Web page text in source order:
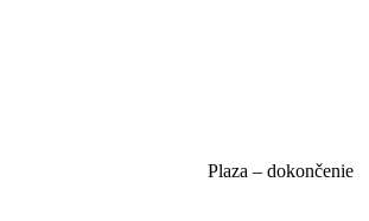
Plaza – dokončenie